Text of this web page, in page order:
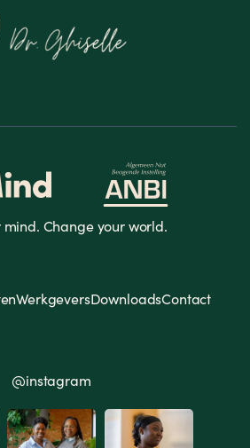
mind. Change your world.
WerkgeversDownloadsContact
@instagram